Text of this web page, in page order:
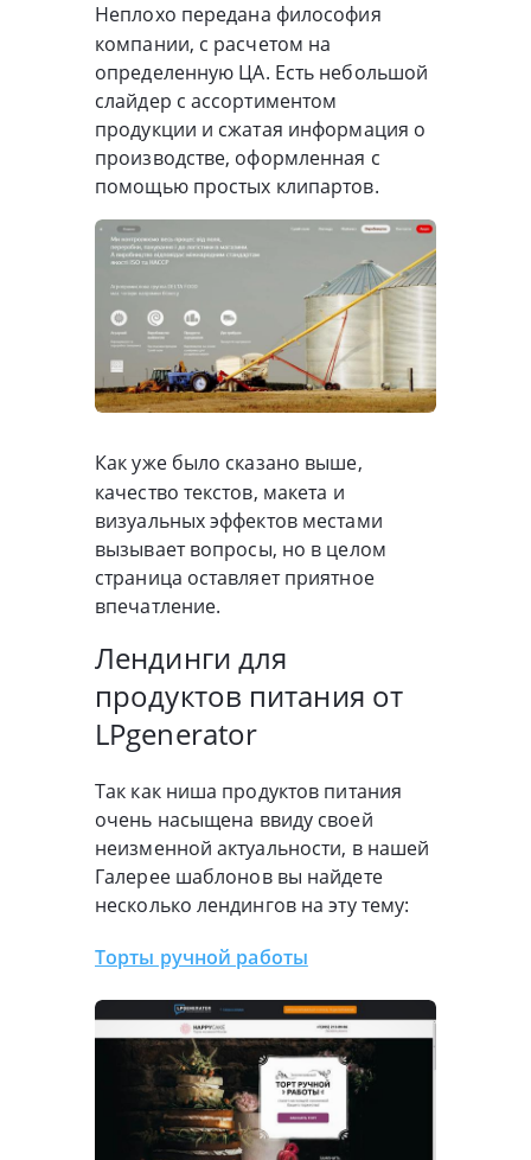
Неплохо передана философия
компании, с расчетом на
определенную ЦА. Есть небольшой
слайдер с ассортиментом
продукции и сжатая информация о
производстве, оформленная с
помощью простых клипартов.
Как уже было сказано выше,
качество текстов, макета и
визуальных эффектов местами
вызывает вопросы, но в целом
страница оставляет приятное
впечатление.
Лендинги для
продуктов питания от
LPgenerator
Так как ниша продуктов питания
очень насыщена ввиду своей
неизменной актуальности, в нашей
Галерее шаблонов вы найдете
несколько лендингов на эту тему:
Торты ручной работы